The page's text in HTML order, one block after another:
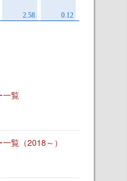
一覧
覧（2018～）